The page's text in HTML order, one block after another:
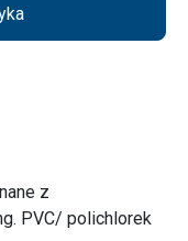
z
PVC/ polichlorek